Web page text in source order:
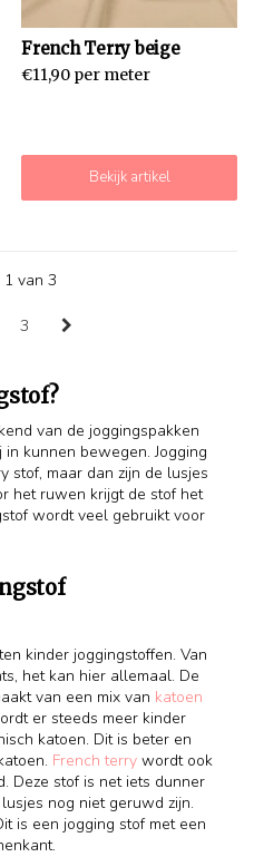
French Terry beige
€11,90 per meter
Bekijk artikel
1 van 3
3
van de joggingspakken
kunnen bewegen. Jogging
stof, maar dan zijn de lusjes
het ruwen krijgt de stof het
wordt veel gebruikt voor
kinder joggingstoffen. Van
het kan hier allemaal. De
van een mix van katoen
er steeds meer kinder
katoen. Dit is beter en
French terry wordt ook
Deze stof is net iets dunner
nog niet geruwd zijn.
is een jogging stof met een